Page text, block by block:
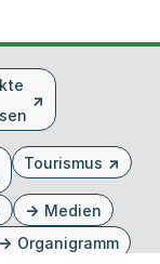
Tourismus
Medien
Organigramm